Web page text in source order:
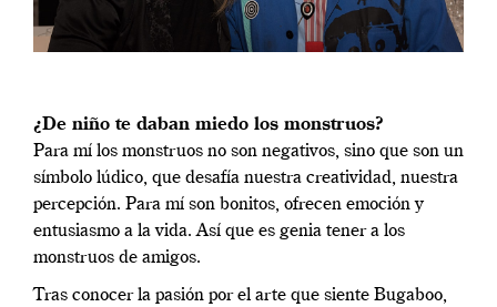
¿De niño te daban miedo los monstruos?
Para mí los monstruos no son negativos, sino que son un
símbolo lúdico, que desafía nuestra creatividad, nuestra
percepción. Para mí son bonitos, ofrecen emoción y
entusiasmo a la vida. Así que es genia tener a los
monstruos de amigos.
Tras conocer la pasión por el arte que siente Bugaboo,